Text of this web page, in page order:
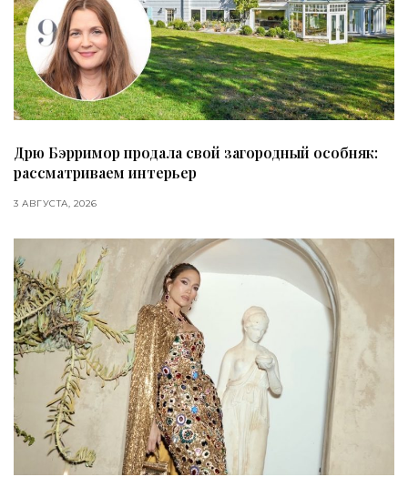
Дрю Бэрримор продала свой загородный особняк:
рассматриваем интерьер
3 АВГУСТА, 2026